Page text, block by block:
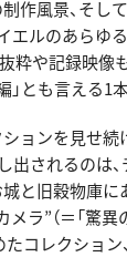
作風景、そし
エルのあらゆ
粋や記録映像
」とも言える1
ョンを見せ続
し出されるのは
と旧穀物庫
ラ”（＝「驚異
たコレクショ